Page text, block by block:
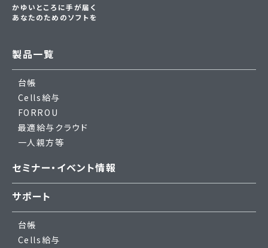
かゆいところに手が届く
あなたのためのソフトを
製品一覧
台帳
Cells給与
FORROU
最適給与クラウド
一人親方等
セミナー・イベント情報
サポート
台帳
Cells給与